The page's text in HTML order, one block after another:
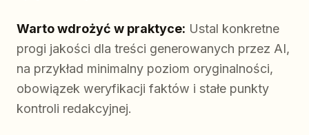
Warto wdrożyć w praktyce: Ustal konkretne
progi jakości dla treści generowanych przez AI,
na przykład minimalny poziom oryginalności,
obowiązek weryfikacji faktów i stałe punkty
kontroli redakcyjnej.